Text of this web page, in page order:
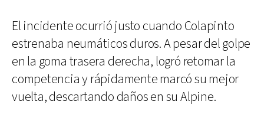
El incidente ocurrió justo cuando Colapinto
estrenaba neumáticos duros. A pesar del golpe
en la goma trasera derecha, logró retomar la
competencia y rápidamente marcó su mejor
vuelta, descartando daños en su Alpine.